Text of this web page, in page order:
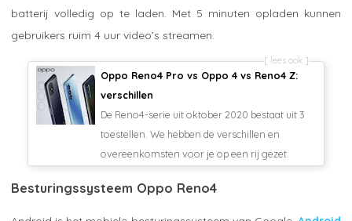
batterij volledig op te laden. Met 5 minuten opladen kunnen
gebruikers ruim 4 uur video’s streamen.
lees ook
Oppo Reno4 Pro vs Oppo 4 vs Reno4 Z:
verschillen
De Reno4-serie uit oktober 2020 bestaat uit 3
toestellen. We hebben de verschillen en
overeenkomsten voor je op een rij gezet.
Besturingssysteem Oppo Reno4